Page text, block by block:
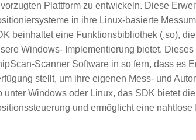
Plattform zu entwickeln. Diese
in ihre Linux-basierte
beinhaltet eine Funktionsbibliothek (.so),
Windows- Implementierung bietet.
Software in so fern, dass es
stellt, um ihre eigenen Mess- und
unter Windows oder Linux, das SDK bietet
und ermöglicht eine